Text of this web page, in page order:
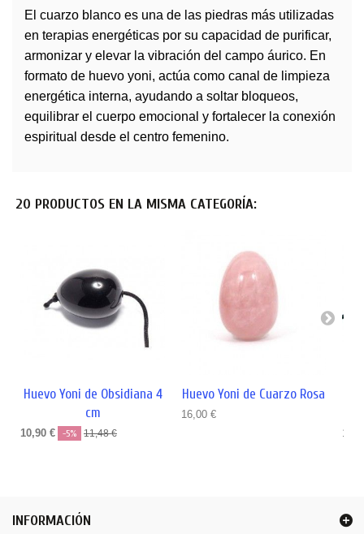
El cuarzo blanco es una de las piedras más utilizadas
en terapias energéticas por su capacidad de purificar,
armonizar y elevar la vibración del campo áurico. En
formato de huevo yoni, actúa como canal de limpieza
energética interna, ayudando a soltar bloqueos,
equilibrar el cuerpo emocional y fortalecer la conexión
espiritual desde el centro femenino.
20 PRODUCTOS EN LA MISMA CATEGORÍA:
Huevo Yoni de Obsidiana 4
cm
10,90 € -5% 11,48 €
Huevo Yoni de Cuarzo Rosa
16,00 €
INFORMACIÓN